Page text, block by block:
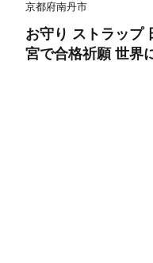
京都府南丹市
お守り ストラップ
宮で合格祈願 世界
玉 合格お守り授与
身天満宮 おまもり